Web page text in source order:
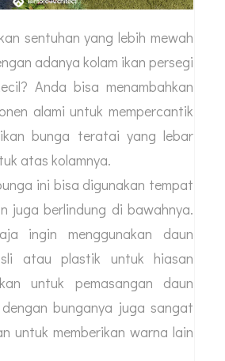
sentuhan yang lebih mewah
adanya kolam ikan persegi
Anda bisa menambahkan
alami untuk mempercantik
bunga teratai yang lebar
atas kolamnya.
ini bisa digunakan tempat
juga berlindung di bawahnya.
ingin menggunakan daun
atau plastik untuk hiasan
untuk pemasangan daun
bunganya juga sangat
untuk memberikan warna lain